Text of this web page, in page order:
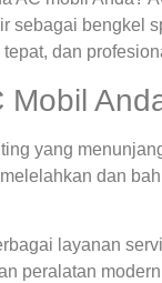
sebagai bengkel
dan
Mobil
yang
dan
layanan
peralatan